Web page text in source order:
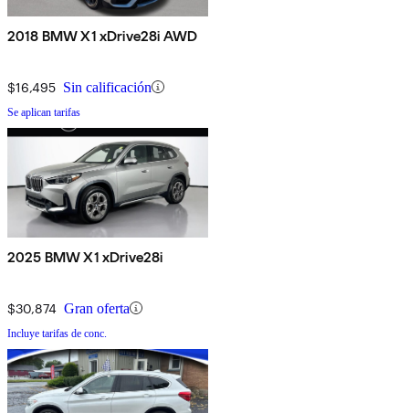
2018 BMW X1 xDrive28i AWD
$16,495 Sin calificación
Se aplican tarifas
2025 BMW X1 xDrive28i
$30,874 Gran oferta
Incluye tarifas de conc.